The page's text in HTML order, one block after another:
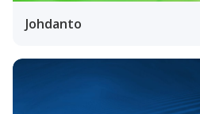
Johdanto